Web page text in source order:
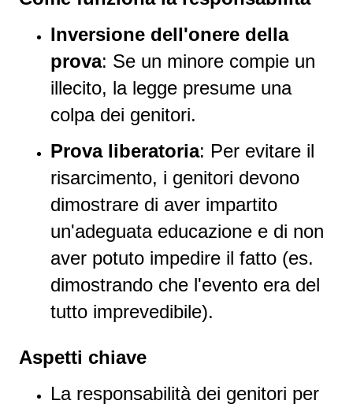
Inversione dell'onere della
prova: Se un minore compie un
illecito, la legge presume una
colpa dei genitori.
Prova liberatoria: Per evitare il
risarcimento, i genitori devono
dimostrare di aver impartito
un'adeguata educazione e di non
aver potuto impedire il fatto (es.
dimostrando che l'evento era del
tutto imprevedibile).
Aspetti chiave
La responsabilità dei genitori per